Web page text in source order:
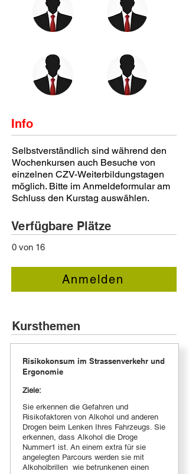
Info
Selbstverständlich sind während den
Wochenkursen auch Besuche von
einzelnen CZV-Weiterbildungstagen
möglich. Bitte im Anmeldeformular am
Schluss den Kurstag auswählen.
Verfügbare Plätze
0 von 16
Anmelden
Kursthemen
Risikokonsum im Strassenverkehr und
Ergonomie
Ziele:
Sie erkennen die Gefahren und
Risikofaktoren von Alkohol und anderen
Drogen beim Lenken Ihres Fahrzeugs. Sie
erkennen, dass Alkohol die Droge
Nummer1 ist. An einem extra für sie
angelegten Parcours werden sie mit
Alkoholbrillen wie betrunkenen einen